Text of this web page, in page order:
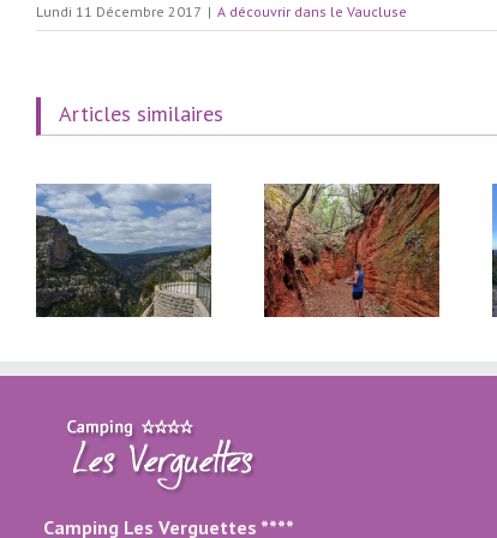
Lundi 11 Décembre 2017 | A découvrir dans le Vaucluse
Articles similaires
Camping familial
en Provence :
activités
incontournables à
Villes-sur-Auzon
Randonnées autour
du Camping Les
Verguettes : votre
camp de base
nature au pied du
Camping Les Verguettes ****